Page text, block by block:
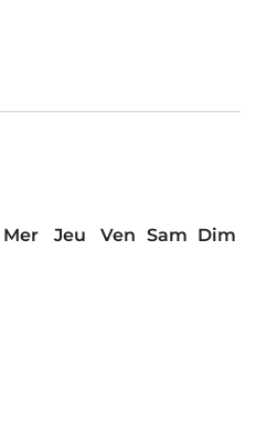
Mer Jeu Ven Sam Dim